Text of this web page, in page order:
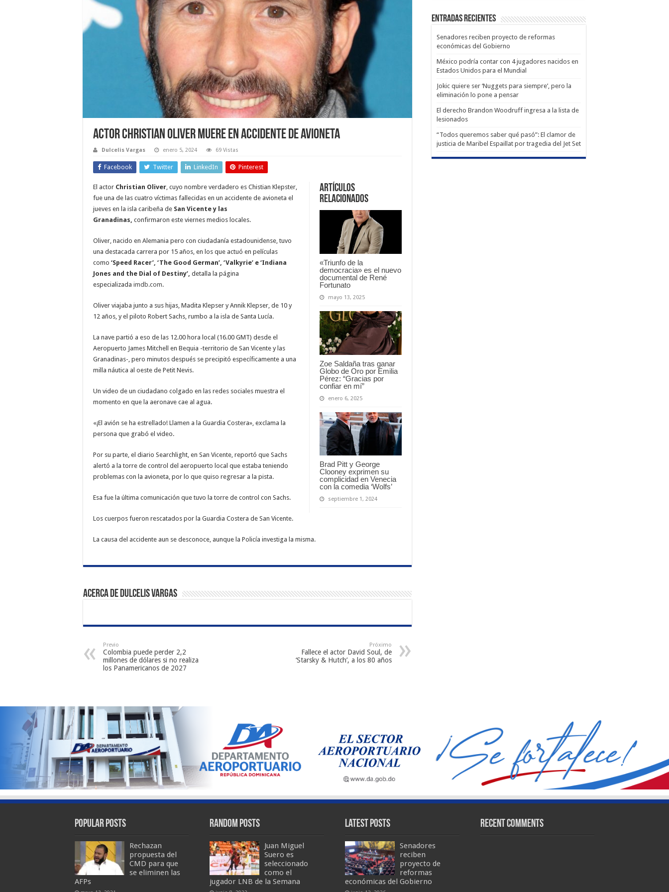
Actor Christian Oliver muere en accidente de avioneta
Dulcelis Vargas enero 5, 2024 69 Vistas
Facebook Twitter LinkedIn Pinterest
Artículos
relacionados
«Triunfo de la
democracia» es el nuevo
documental de René
Fortunato
mayo 13, 2025
Zoe Saldaña tras ganar
Globo de Oro por Emilia
Pérez: “Gracias por
confiar en mí”
enero 6, 2025
Brad Pitt y George
Clooney exprimen su
complicidad en Venecia
con la comedia ‘Wolfs’
septiembre 1, 2024
El actor Christian Oliver, cuyo nombre verdadero es Chistian Klepster,
fue una de las cuatro víctimas fallecidas en un accidente de avioneta el
jueves en la isla caribeña de San Vicente y las
Granadinas, confirmaron este viernes medios locales.
Oliver, nacido en Alemania pero con ciudadanía estadounidense, tuvo
una destacada carrera por 15 años, en los que actuó en películas
como ‘Speed Racer’, ‘The Good German’, ‘Valkyrie’ e ‘Indiana
Jones and the Dial of Destiny’, detalla la página
especializada imdb.com.
Oliver viajaba junto a sus hijas, Madita Klepser y Annik Klepser, de 10 y
12 años, y el piloto Robert Sachs, rumbo a la isla de Santa Lucía.
La nave partió a eso de las 12.00 hora local (16.00 GMT) desde el
Aeropuerto James Mitchell en Bequia -territorio de San Vicente y las
Granadinas-, pero minutos después se precipitó específicamente a una
milla náutica al oeste de Petit Nevis.
Un video de un ciudadano colgado en las redes sociales muestra el
momento en que la aeronave cae al agua.
«¡El avión se ha estrellado! Llamen a la Guardia Costera», exclama la
persona que grabó el video.
Por su parte, el diario Searchlight, en San Vicente, reportó que Sachs
alertó a la torre de control del aeropuerto local que estaba teniendo
problemas con la avioneta, por lo que quiso regresar a la pista.
Esa fue la última comunicación que tuvo la torre de control con Sachs.
Los cuerpos fueron rescatados por la Guardia Costera de San Vicente.
La causa del accidente aun se desconoce, aunque la Policía investiga la misma.
Acerca de Dulcelis Vargas
Previo
Colombia puede perder 2,2
millones de dólares si no realiza
los Panamericanos de 2027
Próximo
Fallece el actor David Soul, de
‘Starsky & Hutch’, a los 80 años
Entradas recientes
Senadores reciben proyecto de reformas
económicas del Gobierno
México podría contar con 4 jugadores nacidos en
Estados Unidos para el Mundial
Jokic quiere ser ‘Nuggets para siempre’, pero la
eliminación lo pone a pensar
El derecho Brandon Woodruff ingresa a la lista de
lesionados
“Todos queremos saber qué pasó”: El clamor de
justicia de Maribel Espaillat por tragedia del Jet Set
Popular Posts
Rechazan
propuesta del
CMD para que
se eliminen las
AFPs
Random Posts
Juan Miguel
Suero es
seleccionado
como el
jugador LNB de la Semana
Latest Posts
Senadores
reciben
proyecto de
reformas
económicas del Gobierno
Recent Comments